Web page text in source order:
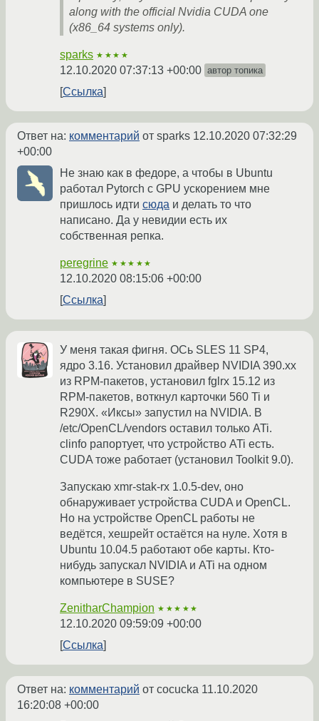
along with the official Nvidia CUDA one
(x86_64 systems only).
sparks ★★★★
12.10.2020 07:37:13 +00:00 автор топика
Ссылка
Ответ на: комментарий от sparks 12.10.2020 07:32:29
+00:00
Не знаю как в федоре, а чтобы в Ubuntu
работал Pytorch с GPU ускорением мне
пришлось идти сюда и делать то что
написано. Да у невидии есть их
собственная репка.
peregrine ★★★★★
12.10.2020 08:15:06 +00:00
Ссылка
У меня такая фигня. ОСь SLES 11 SP4,
ядро 3.16. Установил драйвер NVIDIA 390.xx
из RPM-пакетов, установил fglrx 15.12 из
RPM-пакетов, воткнул карточки 560 Ti и
R290X. «Иксы» запустил на NVIDIA. В
/etc/OpenCL/vendors оставил только ATi.
clinfo рапортует, что устройство ATi есть.
CUDA тоже работает (установил Toolkit 9.0).
Запускаю xmr-stak-rx 1.0.5-dev, оно
обнаруживает устройства CUDA и OpenCL.
Но на устройстве OpenCL работы не
ведётся, хешрейт остаётся на нуле. Хотя в
Ubuntu 10.04.5 работают обе карты. Кто-
нибудь запускал NVIDIA и ATi на одном
компьютере в SUSE?
ZenitharChampion ★★★★★
12.10.2020 09:59:09 +00:00
Ссылка
Ответ на: комментарий от cocucka 11.10.2020
16:20:08 +00:00